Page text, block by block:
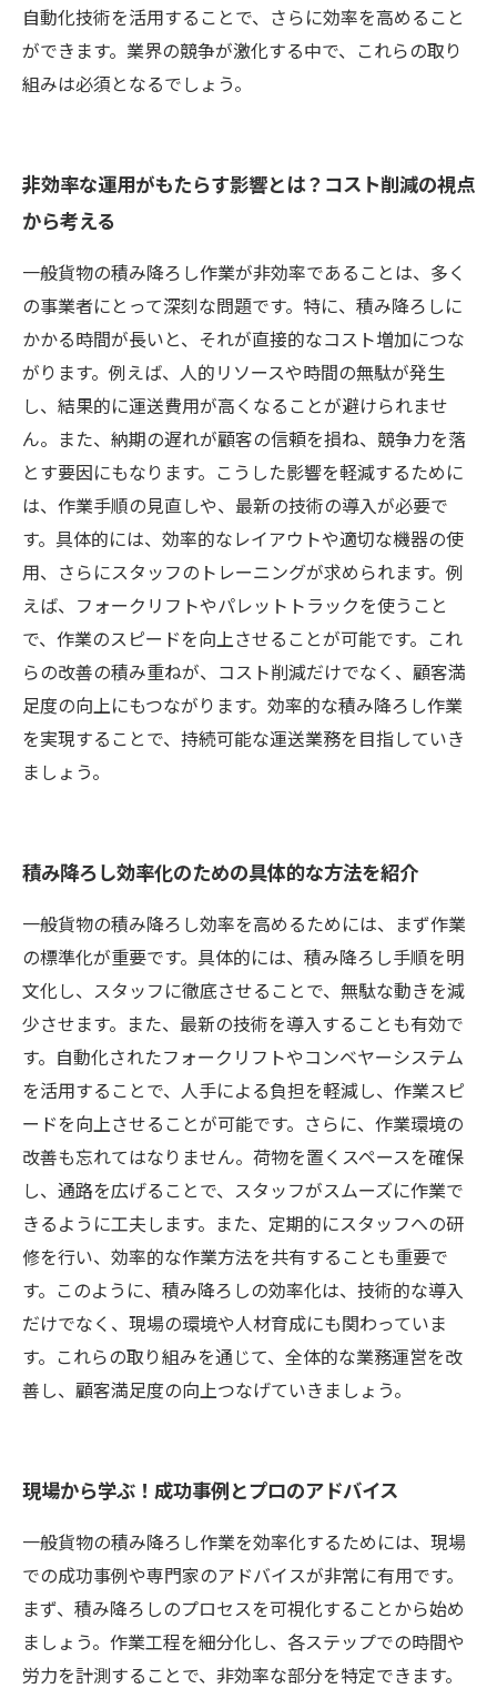
自動化技術を活用することで、さらに効率を高めること
ができます。業界の競争が激化する中で、これらの取り
組みは必須となるでしょう。
非効率な運用がもたらす影響とは？コスト削減の視点
から考える
一般貨物の積み降ろし作業が非効率であることは、多く
の事業者にとって深刻な問題です。特に、積み降ろしに
かかる時間が長いと、それが直接的なコスト増加につな
がります。例えば、人的リソースや時間の無駄が発生
し、結果的に運送費用が高くなることが避けられませ
ん。また、納期の遅れが顧客の信頼を損ね、競争力を落
とす要因にもなります。こうした影響を軽減するために
は、作業手順の見直しや、最新の技術の導入が必要で
す。具体的には、効率的なレイアウトや適切な機器の使
用、さらにスタッフのトレーニングが求められます。例
えば、フォークリフトやパレットトラックを使うこと
で、作業のスピードを向上させることが可能です。これ
らの改善の積み重ねが、コスト削減だけでなく、顧客満
足度の向上にもつながります。効率的な積み降ろし作業
を実現することで、持続可能な運送業務を目指していき
ましょう。
積み降ろし効率化のための具体的な方法を紹介
一般貨物の積み降ろし効率を高めるためには、まず作業
の標準化が重要です。具体的には、積み降ろし手順を明
文化し、スタッフに徹底させることで、無駄な動きを減
少させます。また、最新の技術を導入することも有効で
す。自動化されたフォークリフトやコンベヤーシステム
を活用することで、人手による負担を軽減し、作業スピ
ードを向上させることが可能です。さらに、作業環境の
改善も忘れてはなりません。荷物を置くスペースを確保
し、通路を広げることで、スタッフがスムーズに作業で
きるように工夫します。また、定期的にスタッフへの研
修を行い、効率的な作業方法を共有することも重要で
す。このように、積み降ろしの効率化は、技術的な導入
だけでなく、現場の環境や人材育成にも関わっていま
す。これらの取り組みを通じて、全体的な業務運営を改
善し、顧客満足度の向上つなげていきましょう。
現場から学ぶ！成功事例とプロのアドバイス
一般貨物の積み降ろし作業を効率化するためには、現場
での成功事例や専門家のアドバイスが非常に有用です。
まず、積み降ろしのプロセスを可視化することから始め
ましょう。作業工程を細分化し、各ステップでの時間や
労力を計測することで、非効率な部分を特定できます。